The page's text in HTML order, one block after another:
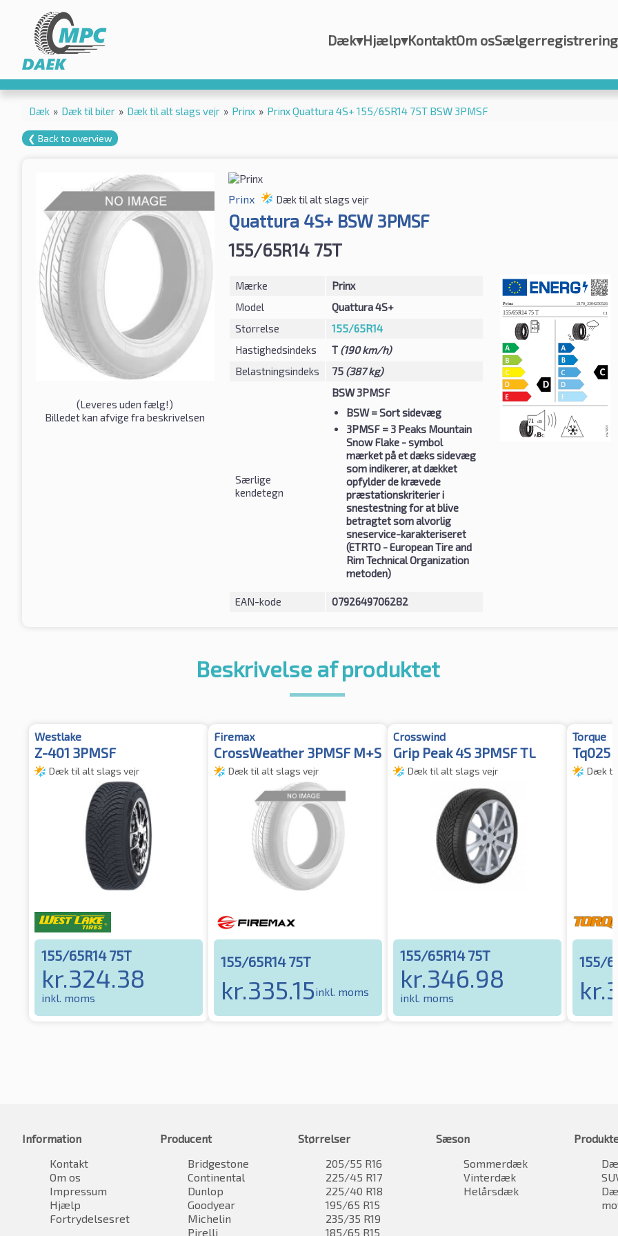
Dæk▾Hjælp▾KontaktOm osSælgerregistrering
Dæk » Dæk til biler » Dæk til alt slags vejr » Prinx » Prinx Quattura 4S+ 155/65R14 75T BSW 3PMSF
❮ Back to overview
(Leveres uden fælg!)
Billedet kan afvige fra beskrivelsen
Prinx Dæk til alt slags vejr
Quattura 4S+ BSW 3PMSF
155/65R14 75T
Mærke
Prinx
Model
Quattura 4S+
Størrelse
155/65R14
Hastighedsindeks
T (190 km/h)
Belastningsindeks
75 (387 kg)
Særlige
kendetegn
BSW 3PMSF
BSW= Sort sidevæg
3PMSF= 3 Peaks Mountain
Snow Flake - symbol
mærket på et dæks sidevæg
som indikerer, at dækket
opfylder de krævede
præstationskriterier i
snestestning for at blive
betragtet som alvorlig
sneservice-karakteriseret
(ETRTO - European Tire and
Rim Technical Organization
metoden)
EAN-kode 0792649706282
Beskrivelse af produktet
Westlake
Z-401 3PMSF
Dæk til alt slags vejr
155/65R14 75T
kr.324.38
inkl. moms
Firemax
CrossWeather 3PMSF M+S
Dæk til alt slags vejr
155/65R14 75T
kr.335.15inkl. moms
Crosswind
Grip Peak 4S 3PMSF TL
Dæk til alt slags vejr
155/65R14 75T
kr.346.98
inkl. moms
Torque
Tq025
Dæk til
155/
kr.
Information
Kontakt
Om os
Impressum
Hjælp
Fortrydelsesret
Producent
Bridgestone
Continental
Dunlop
Goodyear
Michelin
Pirelli
Størrelser
205/55 R16
225/45 R17
225/40 R18
195/65 R15
235/35 R19
185/65 R15
Sæson
Sommerdæk
Vinterdæk
Helårsdæk